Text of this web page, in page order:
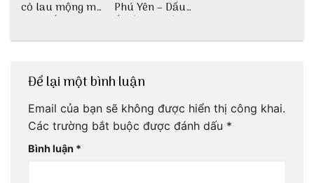
cỏ lau mộng mơ
tại Huế nè bạn
Phú Yên – Dấu
ấn lịch sử còn
Để lại một bình luận
Email của bạn sẽ không được hiển thị công khai.
Các trường bắt buộc được đánh dấu *
Bình luận *